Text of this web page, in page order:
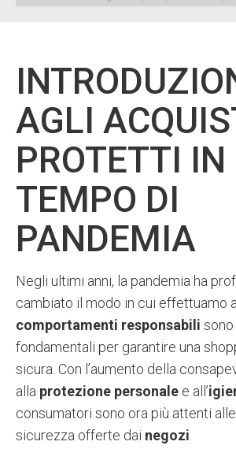
AGLI
PROTETTI IN
TEMPO DI
PANDEMIA
Negli ultimi anni, la pandemia ha
cambiato il modo in cui effettuamo
comportamenti responsabili
fondamentali per garantire una
sicura. Con l’aumento della
alla protezione personale e all’
consumatori sono ora più attenti
sicurezza offerte dai negozi